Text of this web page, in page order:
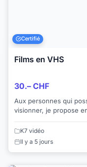
Certifié
Films en VHS
30.– CHF
Aux personnes qui
visionner, je propose
K7 vidéo
Il y a 5 jours